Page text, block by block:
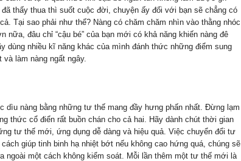
đã thấy thua thì suốt cuộc đời, chuyện ấy đối với bạn sẽ chẳng có
Tại sao phải như thế? Nàng có chăm chăm nhìn vào thằng nhóc
nữa, đâu chỉ “cậu bé” của bạn mới có khả năng khiến nàng đê
dùng nhiều kĩ năng khác của mình đánh thức những điểm sung
làm nàng ngất ngây.
dìu nàng bằng những tư thế mang đầy hưng phấn nhất. Đừng lạm
thức cổ điển rất buồn chán cho cả hai. Hãy dành chút thời gian
tư thế mới, ứng dụng dễ dàng và hiệu quả. Việc chuyển đổi tư
giúp tinh binh hạ nhiệt bớt nếu không cao hứng quá, chúng sẽ
ngoài một cách không kiểm soát. Mỗi lần thêm một tư thế mới là